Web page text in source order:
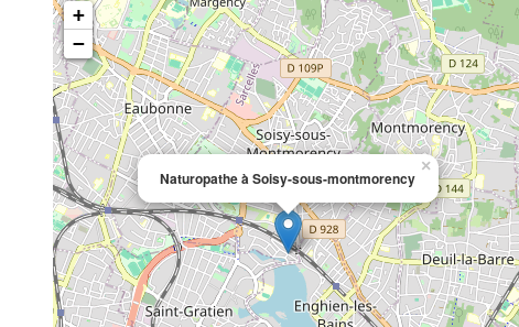
Naturopathe à Soisy-sous-montmorency
×
+
−